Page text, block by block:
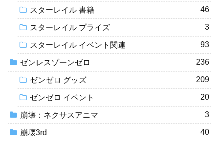
スターレイル 書籍 46
スターレイル プライズ 3
スターレイル イベント関連 93
ゼンレスゾーンゼロ 236
ゼンゼロ グッズ 209
ゼンゼロ イベント 20
崩壊：ネクサスアニマ 3
崩壊3rd 40